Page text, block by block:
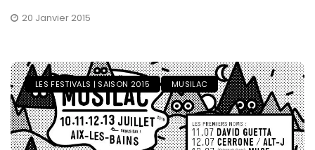
20 Janvier 2015
LES FESTIVALS | SAISON 2015 MUSILAC